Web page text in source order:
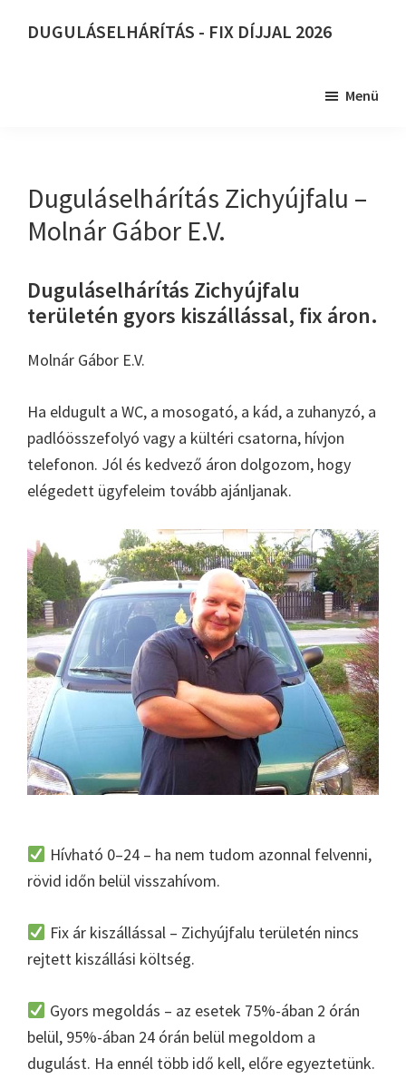
DUGULÁSELHÁRÍTÁS - FIX DÍJJAL 2026
Menü
Duguláselhárítás Zichyújfalu –
Molnár Gábor E.V.
Duguláselhárítás Zichyújfalu
területén gyors kiszállással, fix áron.
Molnár Gábor E.V.
Ha eldugult a WC, a mosogató, a kád, a zuhanyzó, a
padlóösszefolyó vagy a kültéri csatorna, hívjon
telefonon. Jól és kedvező áron dolgozom, hogy
elégedett ügyfeleim tovább ajánljanak.
Hívható 0–24 – ha nem tudom azonnal felvenni,
rövid időn belül visszahívom.
Fix ár kiszállással – Zichyújfalu területén nincs
rejtett kiszállási költség.
Gyors megoldás – az esetek 75%-ában 2 órán
belül, 95%-ában 24 órán belül megoldom a
dugulást. Ha ennél több idő kell, előre egyeztetünk.